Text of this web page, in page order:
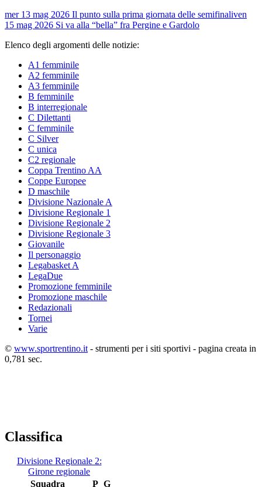
mer 13 mag 2026 Il punto sulla prima giornata delle semifinaliven
15 mag 2026 Si va alla “bella” fra Pergine e Gardolo
Elenco degli argomenti delle notizie:
A1 femminile
A2 femminile
A3 femminile
B femminile
B interregionale
C Dilettanti
C femminile
C Silver
C unica
C2 regionale
Coppa Trentino AA
Coppe Europee
D maschile
Divisione Nazionale A
Divisione Regionale 1
Divisione Regionale 2
Divisione Regionale 3
Giovanile
Il personaggio
Legabasket A
LegaDue
Promozione femminile
Promozione maschile
Redazionali
Tornei
Varie
© www.sportrentino.it - strumenti per i siti sportivi - pagina creata in
0,781 sec.
Classifica
Divisione Regionale 2:
Girone regionale
Squadra
P G